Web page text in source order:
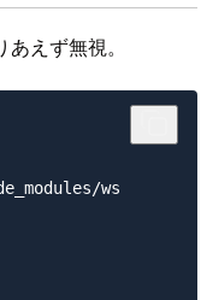
えず無視。
ws